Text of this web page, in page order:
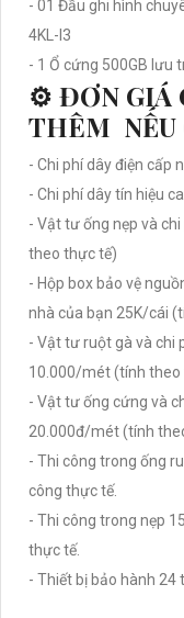
- 01 Đầu ghi hình
4KL-I3
- 1 Ổ cứng 500GB lưu
⚙ ĐƠN GIÁ
THÊM NẾU
- Chi phí dây điện cấp
- Chi phí dây tín hiệu
- Vật tư ống nẹp và
theo thực tế)
- Hộp box bảo vệ
nhà của bạn 25K/cái
- Vật tư ruột gà và chi
10.000/mét (tính theo
- Vật tư ống cứng và
20.000đ/mét (tính
- Thi công trong ống
công thực tế.
- Thi công trong nẹp
thực tế.
- Thiết bị bảo hành 24